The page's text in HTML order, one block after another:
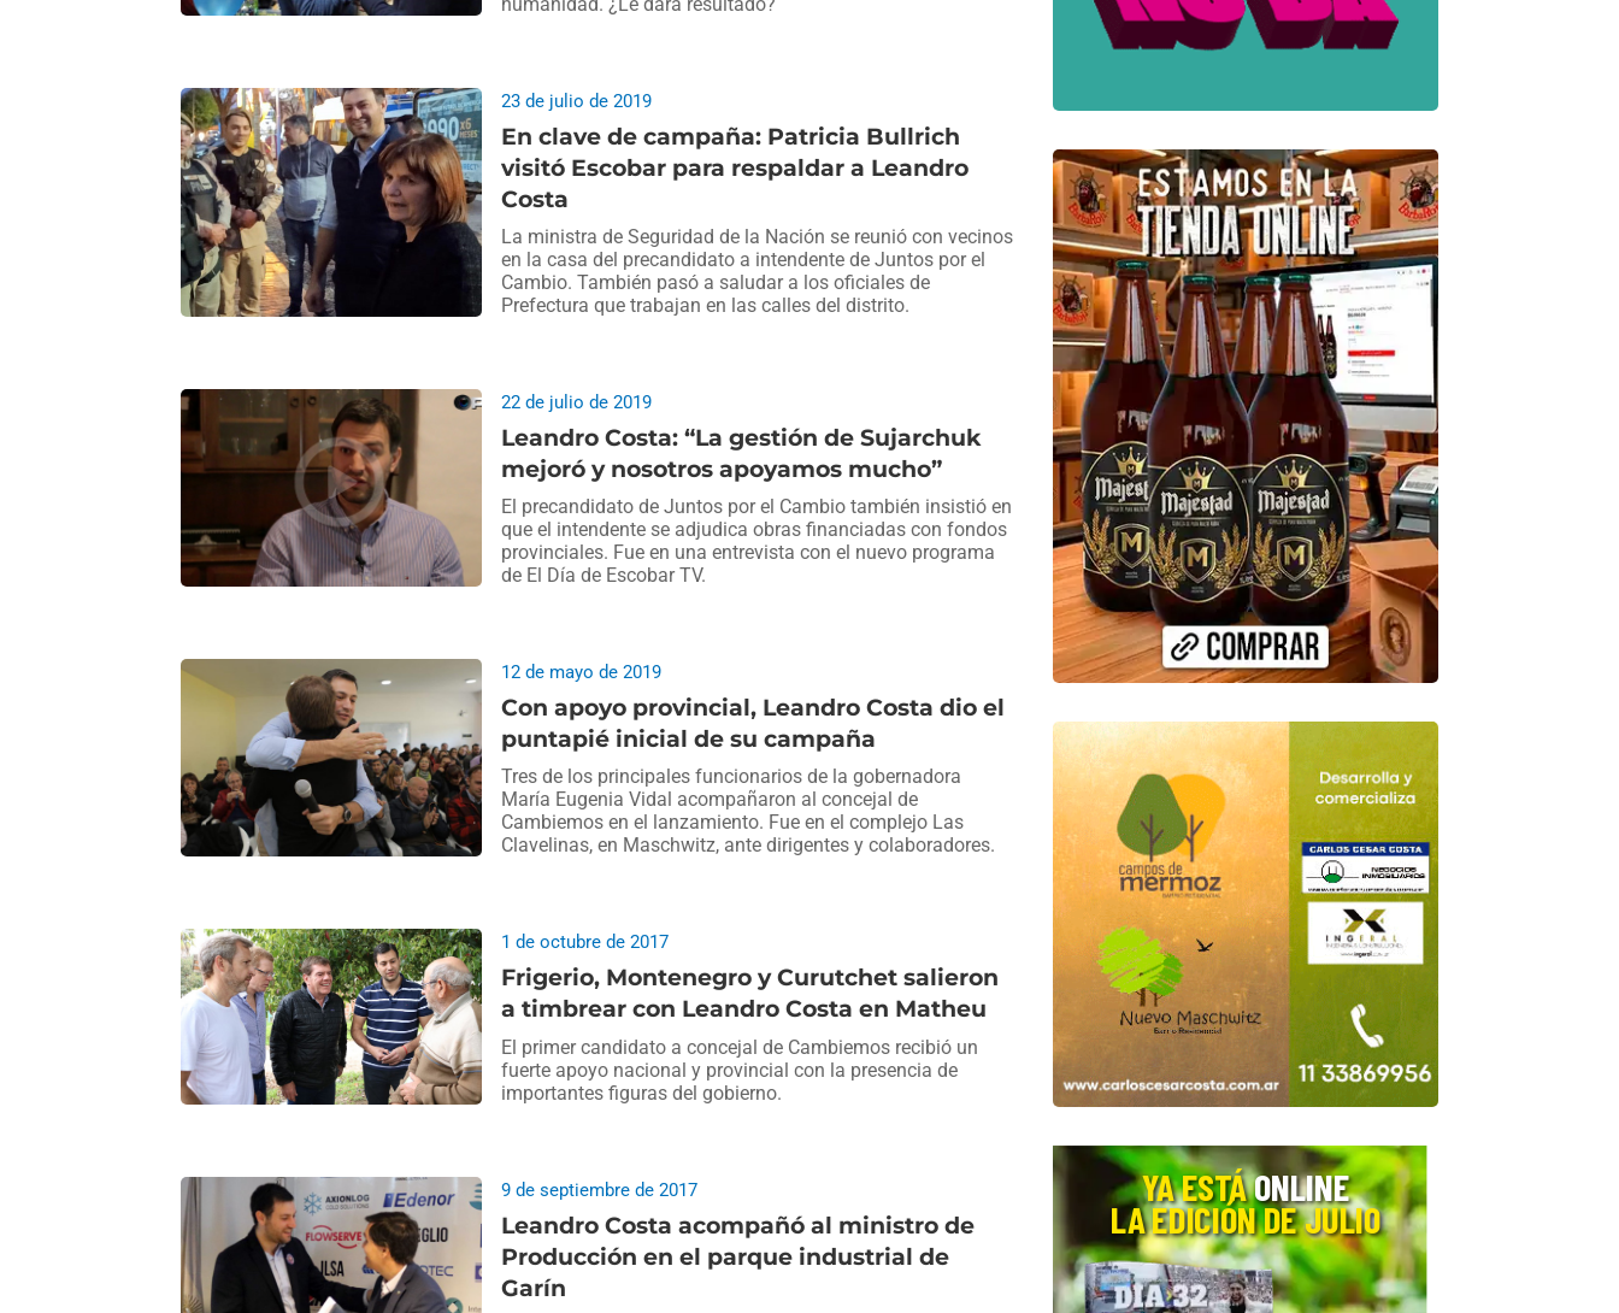
humanidad. ¿Le dará resultado?
En clave de campaña: Patricia Bullrich
visitó Escobar para respaldar a Leandro
Costa
23 de julio de 2019
La ministra de Seguridad de la Nación se reunió con vecinos
en la casa del precandidato a intendente de Juntos por el
Cambio. También pasó a saludar a los oficiales de
Prefectura que trabajan en las calles del distrito.
Leandro Costa: “La gestión de Sujarchuk
mejoró y nosotros apoyamos mucho”
22 de julio de 2019
El precandidato de Juntos por el Cambio también insistió en
que el intendente se adjudica obras financiadas con fondos
provinciales. Fue en una entrevista con el nuevo programa
de El Día de Escobar TV.
Con apoyo provincial, Leandro Costa dio el
puntapié inicial de su campaña
12 de mayo de 2019
Tres de los principales funcionarios de la gobernadora
María Eugenia Vidal acompañaron al concejal de
Cambiemos en el lanzamiento. Fue en el complejo Las
Clavelinas, en Maschwitz, ante dirigentes y colaboradores.
Frigerio, Montenegro y Curutchet salieron
a timbrear con Leandro Costa en Matheu
1 de octubre de 2017
El primer candidato a concejal de Cambiemos recibió un
fuerte apoyo nacional y provincial con la presencia de
importantes figuras del gobierno.
Leandro Costa acompañó al ministro de
Producción en el parque industrial de
Garín
9 de septiembre de 2017